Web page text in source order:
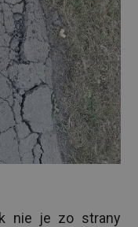
nie je zo strany